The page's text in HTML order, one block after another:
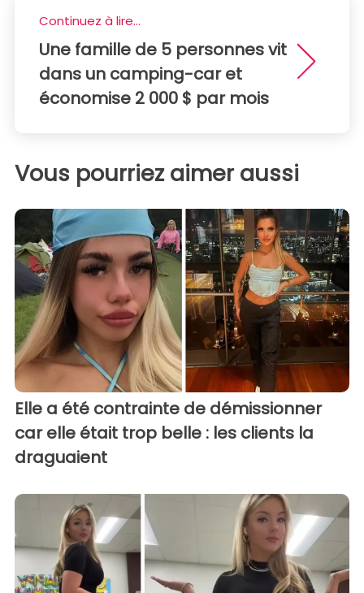
Continuez à lire...
Une famille de 5 personnes vit
dans un camping-car et
économise 2 000 $ par mois
Vous pourriez aimer aussi
Elle a été contrainte de démissionner
car elle était trop belle : les clients la
draguaient